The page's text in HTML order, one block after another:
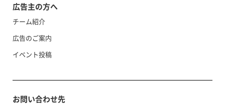
広告主の方へ
チーム紹介
広告のご案内
イベント投稿
お問い合わせ先